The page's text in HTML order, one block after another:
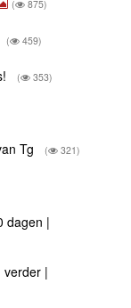
( 875)
( 459)
( 353)
Tg ( 321)
dagen |
verder |